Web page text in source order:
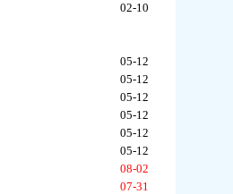
02-10
05-12
05-12
05-12
05-12
05-12
05-12
08-02
07-31